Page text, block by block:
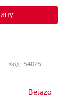
Belazo
Код: 54025